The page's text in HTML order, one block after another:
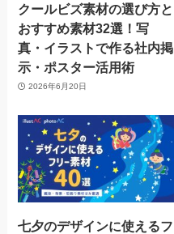
クールビズ素材の選び方と
おすすめ素材32選！写
真・イラストで作る社内掲
示・ポスター活用術
2026年6月20日
七夕のデザインに使えるフ